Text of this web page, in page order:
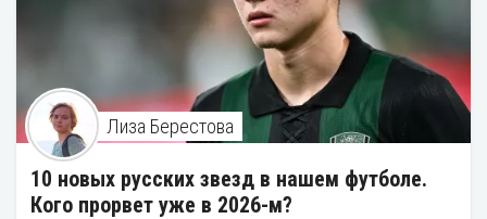
Лиза Берестова
10 новых русских звезд в нашем футболе.
Кого прорвет уже в 2026-м?